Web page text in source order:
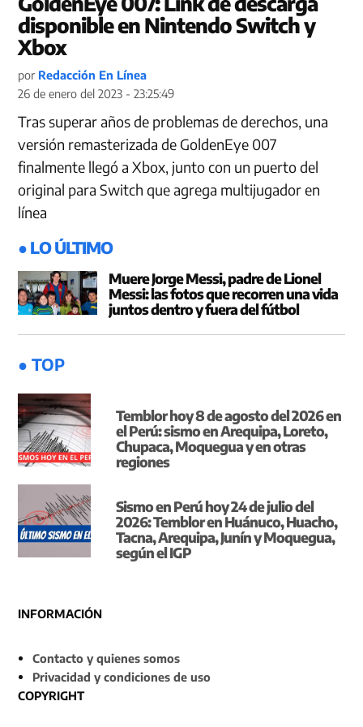
disponible en Nintendo Switch y
Xbox
por Redacción En Línea
26 de enero del 2023 - 23:25:49
Tras superar años de problemas de derechos, una
versión remasterizada de GoldenEye 007
finalmente llegó a Xbox, junto con un puerto del
original para Switch que agrega multijugador en
línea
● LO ÚLTIMO
Muere Jorge Messi, padre de Lionel
Messi: las fotos que recorren una vida
juntos dentro y fuera del fútbol
● TOP
Temblor hoy 8 de agosto del 2026 en
el Perú: sismo en Arequipa, Loreto,
Chupaca, Moquegua y en otras
regiones
Sismo en Perú hoy 24 de julio del
2026: Temblor en Huánuco, Huacho,
Tacna, Arequipa, Junín y Moquegua,
según el IGP
INFORMACIÓN
Contacto y quienes somos
Privacidad y condiciones de uso
COPYRIGHT